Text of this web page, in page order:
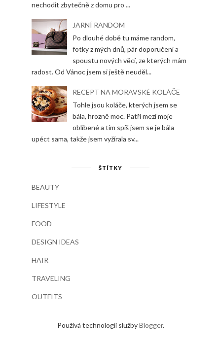
nechodit zbytečně z domu pro ...
JARNÍ RANDOM
Po dlouhé době tu máme random,
fotky z mých dnů, pár doporučení a
spoustu nových věcí, ze kterých mám
radost. Od Vánoc jsem si ještě neuděl...
RECEPT NA MORAVSKÉ KOLÁČE
Tohle jsou koláče, kterých jsem se
bála, hrozně moc. Patří mezi moje
oblíbené a tím spíš jsem se je bála
upéct sama, takže jsem vyžírala sv...
ŠTÍTKY
BEAUTY
LIFESTYLE
FOOD
DESIGN IDEAS
HAIR
TRAVELING
OUTFITS
Používá technologii službyBlogger.